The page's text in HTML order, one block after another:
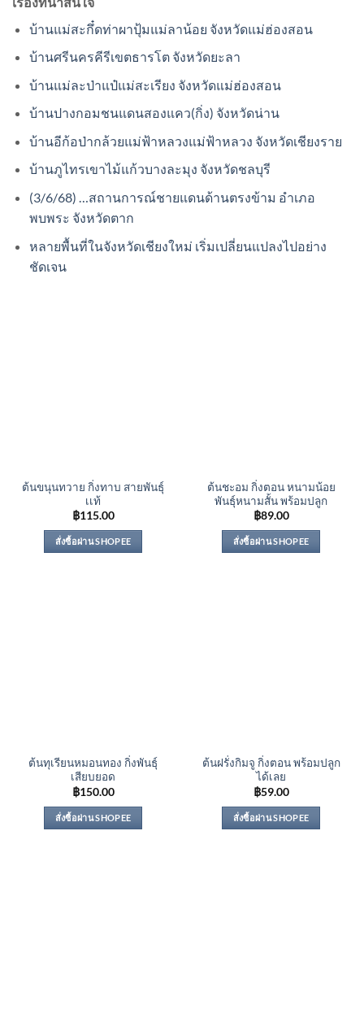
บ้านแม่สะกึ๋ดท่าผาปุ้มแม่ลาน้อย จังหวัดแม่ฮ่องสอน
บ้านศรีนครคีรีเขตธารโต จังหวัดยะลา
บ้านแม่ละป่าแป๋แม่สะเรียง จังหวัดแม่ฮ่องสอน
บ้านปางกอมชนแดนสองแคว(กิ่ง) จังหวัดน่าน
บ้านอีก้อป่ากล้วยแม่ฟ้าหลวงแม่ฟ้าหลวง จังหวัดเชียงราย
บ้านภูไทรเขาไม้แก้วบางละมุง จังหวัดชลบุรี
(3/6/68) …สถานการณ์ชายแดนด้านตรงข้าม อำเภอ
พบพระ จังหวัดตาก
หลายพื้นที่ในจังหวัดเชียงใหม่ เริ่มเปลี่ยนแปลงไปอย่าง
ชัดเจน
ต้นขนุนทวาย กิ่งทาบ สายพันธุ์
เเท้
฿115.00
สั่งซื้อผ่าน SHOPEE
ต้นชะอม กิ่งตอน หนามน้อย
พันธุ์หนามสั้น พร้อมปลูก
฿89.00
สั่งซื้อผ่าน SHOPEE
ต้นทุเรียนหมอนทอง กิ่งพันธุ์
เสียบยอด
฿150.00
สั่งซื้อผ่าน SHOPEE
ต้นฝรั่งกิมจู กิ่งตอน พร้อมปลูก
ได้เลย
฿59.00
สั่งซื้อผ่าน SHOPEE